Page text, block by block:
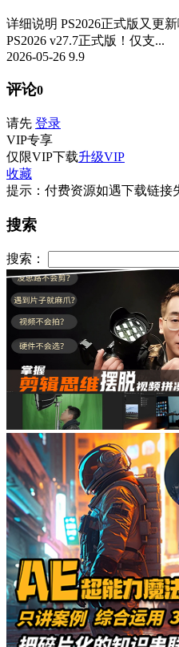
详细说明 PS2026正式版又更
PS2026 v27.7正式版！仅支...
2026-05-26 9.9
评论0
请先 登录
VIP专享
仅限VIP下载升级VIP
收藏
提示：付费资源如遇下载链接
搜索
搜索：